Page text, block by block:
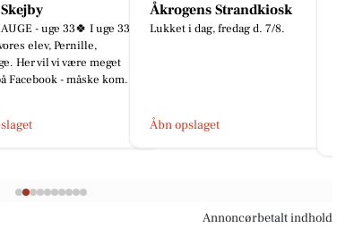
Strandkiosk
dag, fredag d. 7/8.
Min Bedste Ven
Hundetræning
Åbn opslaget
Annoncørbetalt indhold